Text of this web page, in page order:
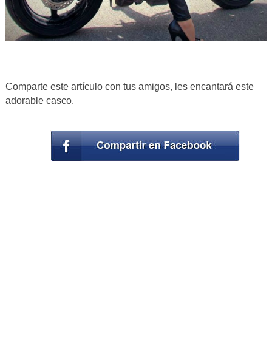
Comparte este artículo con tus amigos, les encantará este
adorable casco.